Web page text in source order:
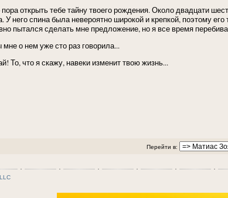
открыть тебе тайну твоего рождения. Около двадцати
У него спина была невероятно широкой и крепкой, поэтому
пытался сделать мне предложение, но я все время
о нем уже сто раз говорила...
То, что я скажу, навеки изменит твою жизнь...
Перейти в: